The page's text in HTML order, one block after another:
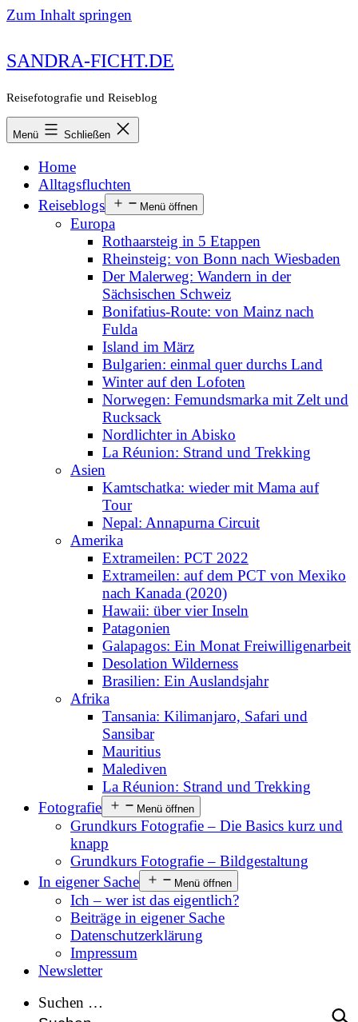
Zum Inhalt springen
SANDRA-FICHT.DE
Reisefotografie und Reiseblog
Menü Schließen
Home
Alltagsfluchten
Reiseblogs
Menü öffnen
Europa
Rothaarsteig in 5 Etappen
Rheinsteig: von Bonn nach Wiesbaden
Der Malerweg: Wandern in der
Sächsischen Schweiz
Bonifatius-Route: von Mainz nach
Fulda
Island im März
Bulgarien: einmal quer durchs Land
Winter auf den Lofoten
Norwegen: Femundsmarka mit Zelt und
Rucksack
Nordlichter in Abisko
La Réunion: Strand und Trekking
Asien
Kamtschatka: wieder mit Mama auf
Tour
Nepal: Annapurna Circuit
Amerika
Extrameilen: PCT 2022
Extrameilen: auf dem PCT von Mexiko
nach Kanada (2020)
Hawaii: über vier Inseln
Patagonien
Galapagos: Ein Monat Freiwilligenarbeit
Desolation Wilderness
Brasilien: Ein Auslandsjahr
Afrika
Tansania: Kilimanjaro, Safari und
Sansibar
Mauritius
Malediven
La Réunion: Strand und Trekking
Fotografie
Menü öffnen
Grundkurs Fotografie – Die Basics kurz und
knapp
Grundkurs Fotografie – Bildgestaltung
In eigener Sache
Menü öffnen
Ich – wer ist das eigentlich?
Beiträge in eigener Sache
Datenschutzerklärung
Impressum
Newsletter
Suchen …